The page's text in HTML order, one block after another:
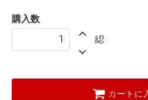
購入数
綛
カートに